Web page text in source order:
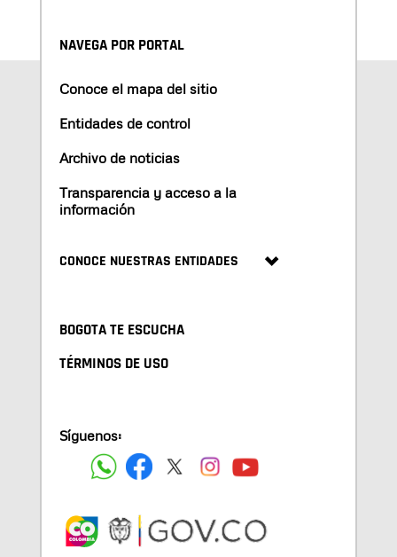
NAVEGA POR PORTAL
Conoce el mapa del sitio
Entidades de control
Archivo de noticias
Transparencia y acceso a la
información
CONOCE NUESTRAS ENTIDADES
BOGOTA TE ESCUCHA
TÉRMINOS DE USO
Síguenos: